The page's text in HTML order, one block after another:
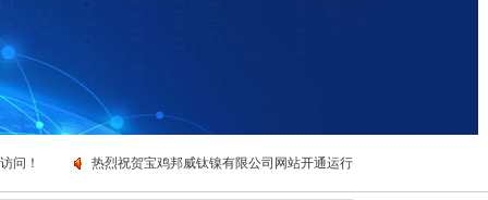
热烈祝贺宝鸡邦威钛镍有限公司网站开通运行，欢迎访问！